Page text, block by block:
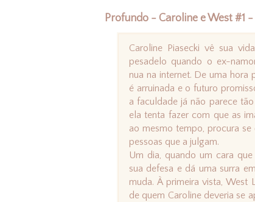
Profundo - Caroline e West #1
Caroline Piasecki vê sua
pesadelo quando o ex-
nua na internet. De uma hora
é arruinada e o futuro
a faculdade já não parece
ela tenta fazer com que as
ao mesmo tempo, procura
pessoas que a julgam.
Um dia, quando um cara
sua defesa e dá uma surra
muda. À primeira vista, West
de quem Caroline deveria se